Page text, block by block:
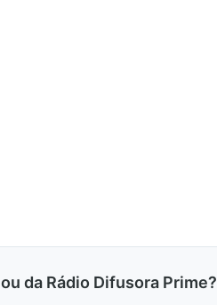
da Rádio Difusora Prime?